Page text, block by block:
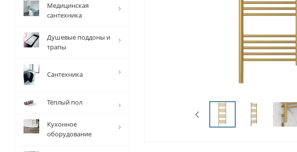
Медицинская
сантехника
Душевые поддоны и
трапы
Сантехника
Тёплый пол
Кухонное
оборудование